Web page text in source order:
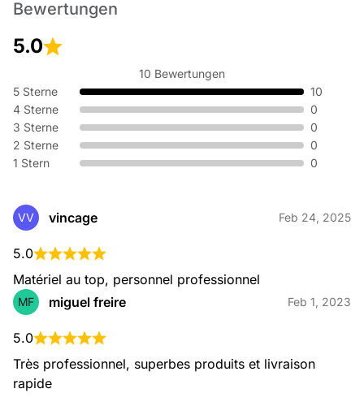
Bewertungen
5.0
10 Bewertungen
5 Sterne
10
4 Sterne
0
3 Sterne
0
2 Sterne
0
1 Stern
0
VV vincage Feb 24, 2025
5.0
Matériel au top, personnel professionnel
MF miguel freire Feb 1, 2023
5.0
Très professionnel, superbes produits et livraison
rapide